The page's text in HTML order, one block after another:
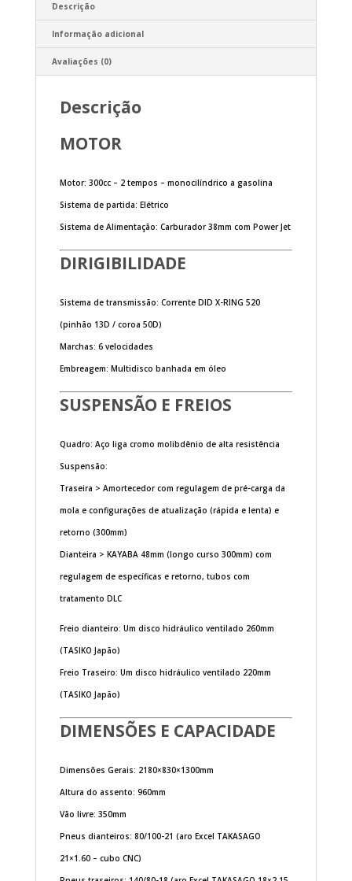
Descrição
Informação adicional
Avaliações (0)
Descrição
MOTOR
Motor: 300cc – 2 tempos – monocilíndrico a gasolina
Sistema de partida: Elétrico
Sistema de Alimentação: Carburador 38mm com Power Jet
DIRIGIBILIDADE
Sistema de transmissão: Corrente DID X-RING 520
(pinhão 13D / coroa 50D)
Marchas: 6 velocidades
Embreagem: Multidisco banhada em óleo
SUSPENSÃO E FREIOS
Quadro: Aço liga cromo molibdênio de alta resistência
Suspensão:
Traseira > Amortecedor com regulagem de pré-carga da
mola e configurações de atualização (rápida e lenta) e
retorno (300mm)
Dianteira > KAYABA 48mm (longo curso 300mm) com
regulagem de específicas e retorno, tubos com
tratamento DLC
Freio dianteiro: Um disco hidráulico ventilado 260mm
(TASIKO Japão)
Freio Traseiro: Um disco hidráulico ventilado 220mm
(TASIKO Japão)
DIMENSÕES E CAPACIDADE
Dimensões Gerais: 2180×830×1300mm
Altura do assento: 960mm
Vão livre: 350mm
Pneus dianteiros: 80/100-21 (aro Excel TAKASAGO
21×1.60 – cubo CNC)